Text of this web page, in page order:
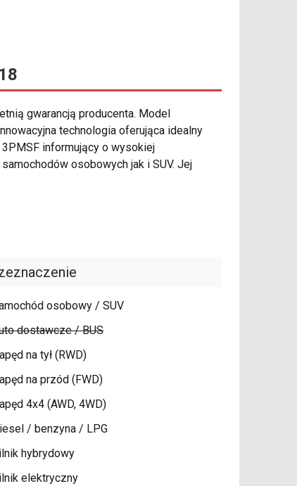
gwarancją producenta. Model
technologia oferująca idealny
informujący o wysokiej
osobowych jak i SUV. Jej
osobowy / SUV
dostawcze / BUS
na tył (RWD)
na przód (FWD)
4x4 (AWD, 4WD)
/ benzyna / LPG
hybrydowy
elektryczny